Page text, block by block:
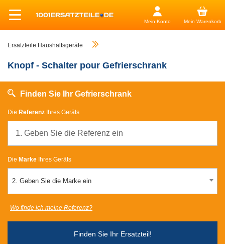
Mein Konto Mein Warenkorb
Ersatzteile Haushaltsgeräte
Knopf - Schalter pour Gefrierschrank
Finden Sie Ihr Gefrierschrank
Die Referenz Ihres Geräts
Die Marke Ihres Geräts
2. Geben Sie die Marke ein
Finden Sie Ihr Ersatzteil!
Wo finde ich meine Referenz?